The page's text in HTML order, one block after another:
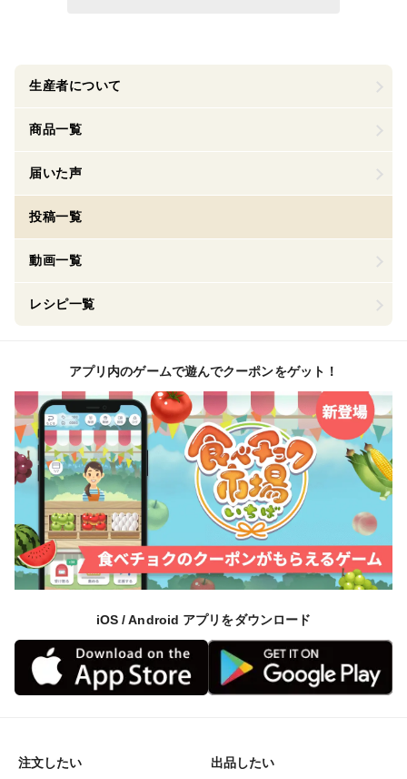
生産者について
商品一覧
届いた声
投稿一覧
動画一覧
レシピ一覧
アプリ内のゲームで遊んでクーポンをゲット！
iOS / Android アプリをダウンロード
注文したい 出品したい